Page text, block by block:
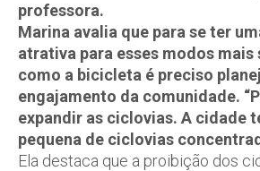
professora.
Marina avalia que para se ter
atrativa para esses modos mais
como a bicicleta é preciso
engajamento da comunidade.
expandir as ciclovias. A cidade
pequena de ciclovias
Ela destaca que a proibição dos